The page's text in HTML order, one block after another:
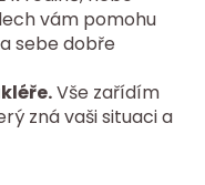
vám pomohu
sebe dobře
Vše zařídím
zná vaši situaci a